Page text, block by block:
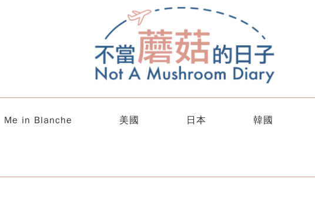
Me in Blanche 美國 日本 韓國